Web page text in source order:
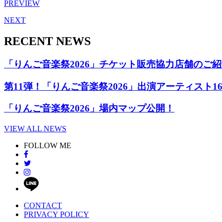
PREVIEW
NEXT
RECENT NEWS
「りんご音楽祭2026」チケット販売協力店舗のご
第11弾！「りんご音楽祭2026」出演アーティスト
「りんご音楽祭2026」場内マップ公開！
VIEW ALL NEWS
FOLLOW ME
CONTACT
PRIVACY POLICY